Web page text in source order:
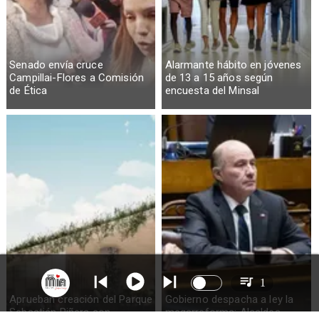
Senado envía cruce
Campillai-Flores a Comisión
de Ética
Alarmante hábito en jóvenes
de 13 a 15 años según
encuesta del Minsal
Aprueban creación del Parque
Sebastián Piñera con
Gobierno despacha a ley la
megarreforma: Alcaldes
1